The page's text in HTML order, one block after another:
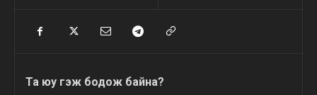
Та юу гэж бодож байна?